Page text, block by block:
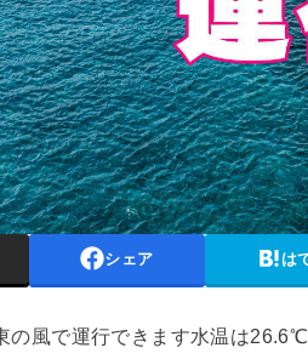
シェア は
の風で運行できます水温は